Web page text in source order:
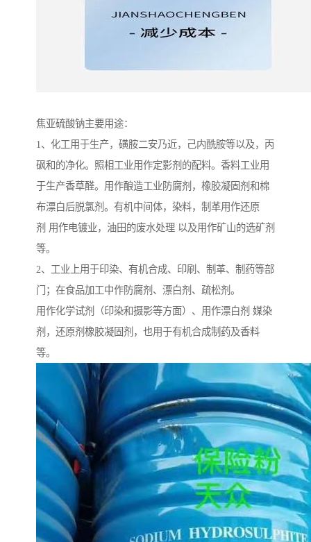
焦亚硫酸钠主要用途：
1、化工用于生产，磺胺二安乃近，己内酰胺等以及，丙
砜和的净化。照相工业用作定影剂的配料。香料工业用
于生产香草醛。用作酿造工业防腐剂，橡胶凝固剂和棉
布漂白后脱氯剂。有机中间体，染料，制革用作还原
剂 用作电镀业，油田的废水处理 以及用作矿山的选矿剂
等。
2、工业上用于印染、有机合成、印刷、制革、制药等部
门；在食品加工中作防腐剂、漂白剂、疏松剂。
用作化学试剂（印染和摄影等方面）、用作漂白剂 媒染
剂，还原剂橡胶凝固剂，也用于有机合成制药及香料
等。